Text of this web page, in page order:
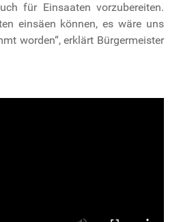
für Einsaaten vorzubereiten.
einsäen können, es wäre uns
worden“, erklärt Bürgermeister